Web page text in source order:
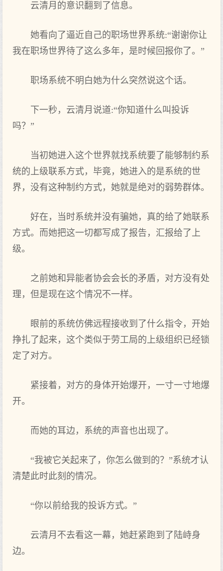
云清月的意识翻到了信息。
她看向了逼近自己的职场世界系统:“谢谢你让
我在职场世界待了这么多年，是时候回报你了。”
职场系统不明白她为什么突然说这个话。
下一秒，云清月说道:“你知道什么叫投诉
吗？”
当初她进入这个世界就找系统要了能够制约系
统的上级联系方式，毕竟，她进入的是系统的世
界，没有这种制约方式，她就是绝对的弱势群体。
好在，当时系统并没有骗她，真的给了她联系
方式。而她把这一切都写成了报告，汇报给了上
级。
之前她和异能者协会会长的矛盾，对方没有处
理，但是现在这个情况不一样。
眼前的系统仿佛远程接收到了什么指令，开始
挣扎了起来，这个类似于劳工局的上级组织已经锁
定了对方。
紧接着，对方的身体开始爆开，一寸一寸地爆
开。
而她的耳边，系统的声音也出现了。
“我被它关起来了，你怎么做到的？”系统才认
清楚此时此刻的情况。
“你以前给我的投诉方式。”
云清月不去看这一幕，她赶紧跑到了陆峙身
边。